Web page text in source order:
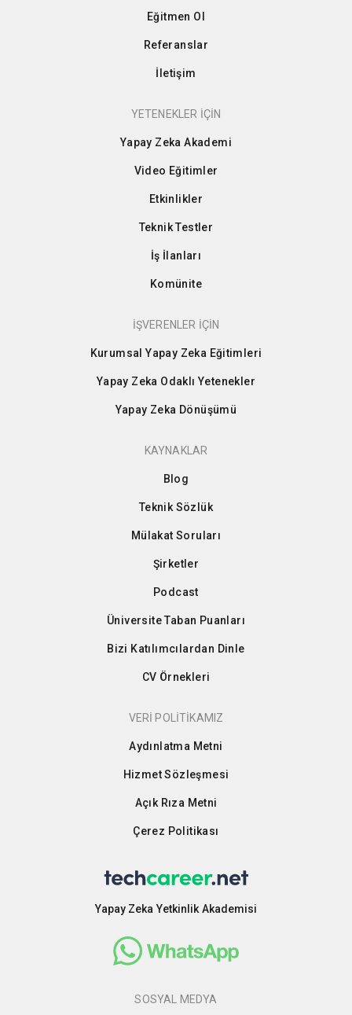
Eğitmen Ol
Referanslar
İletişim
YETENEKLER İÇİN
Yapay Zeka Akademi
Video Eğitimler
Etkinlikler
Teknik Testler
İş İlanları
Komünite
İŞVERENLER İÇİN
Kurumsal Yapay Zeka Eğitimleri
Yapay Zeka Odaklı Yetenekler
Yapay Zeka Dönüşümü
KAYNAKLAR
Blog
Teknik Sözlük
Mülakat Soruları
Şirketler
Podcast
Üniversite Taban Puanları
Bizi Katılımcılardan Dinle
CV Örnekleri
VERİ POLİTİKAMIZ
Aydınlatma Metni
Hizmet Sözleşmesi
Açık Rıza Metni
Çerez Politikası
Yapay Zeka Yetkinlik Akademisi
SOSYAL MEDYA